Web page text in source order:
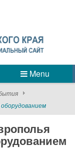
Menu